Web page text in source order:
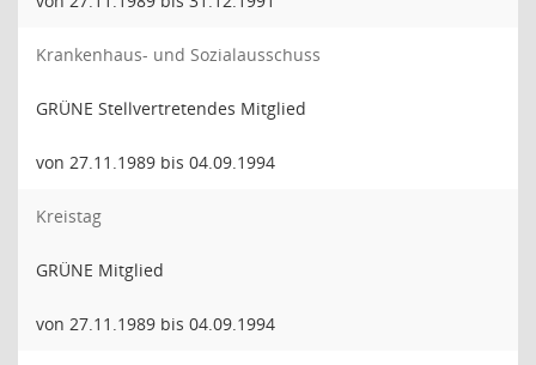
Krankenhaus- und Sozialausschuss
GRÜNE Stellvertretendes Mitglied
von 27.11.1989 bis 04.09.1994
Kreistag
GRÜNE Mitglied
von 27.11.1989 bis 04.09.1994